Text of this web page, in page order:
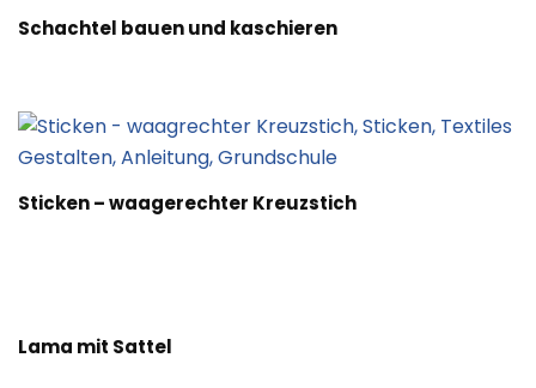
Schachtel bauen und kaschieren
Sticken – waagerechter Kreuzstich
Lama mit Sattel